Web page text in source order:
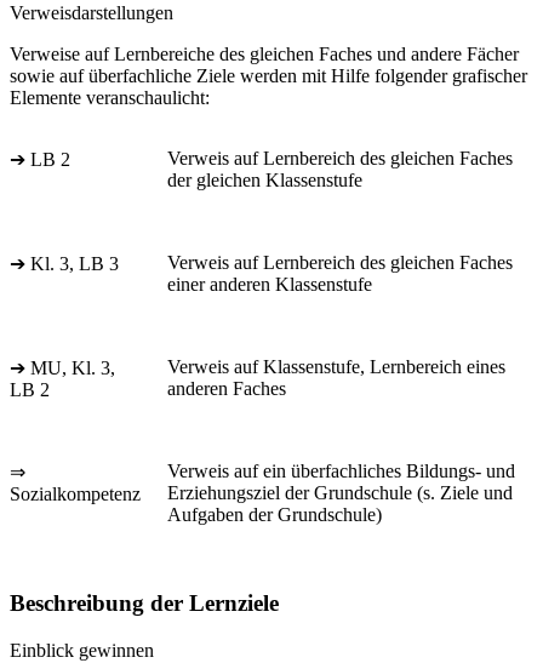
Verweisdarstellungen
Verweise auf Lernbereiche des gleichen Faches und andere Fächer
sowie auf überfachliche Ziele werden mit Hilfe folgender grafischer
Elemente veranschaulicht:
➔ LB 2
Verweis auf Lernbereich des gleichen Faches
der gleichen Klassenstufe
➔ Kl. 3, LB 3
Verweis auf Lernbereich des gleichen Faches
einer anderen Klassenstufe
➔ MU, Kl. 3,
LB 2
Verweis auf Klassenstufe, Lernbereich eines
anderen Faches
⇒
Sozialkompetenz
Verweis auf ein überfachliches Bildungs- und
Erziehungsziel der Grundschule (s. Ziele und
Aufgaben der Grundschule)
Beschreibung der Lernziele
Einblick gewinnen